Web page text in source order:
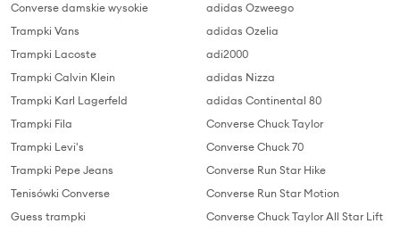
Converse damskie wysokie
Trampki Vans
Trampki Lacoste
Trampki Calvin Klein
Trampki Karl Lagerfeld
Trampki Fila
Trampki Levi's
Trampki Pepe Jeans
Tenisówki Converse
Guess trampki
adidas Ozweego
adidas Ozelia
adi2000
adidas Nizza
adidas Continental 80
Converse Chuck Taylor
Converse Chuck 70
Converse Run Star Hike
Converse Run Star Motion
Converse Chuck Taylor All Star Lift